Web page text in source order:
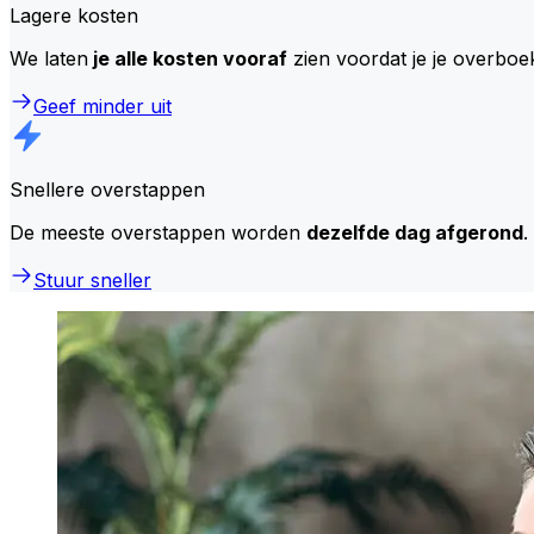
Lagere kosten
We laten je alle kosten vooraf zien voordat je je
Geef minder uit
Snellere overstappen
De meeste overstappen worden dezelfde dag afgerond.
Stuur sneller